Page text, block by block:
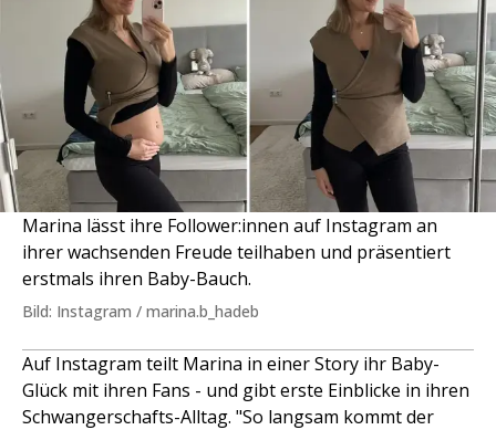
Marina lässt ihre Follower:innen auf Instagram an
ihrer wachsenden Freude teilhaben und präsentiert
erstmals ihren Baby-Bauch.
Bild: Instagram / marina.b_hadeb
Auf Instagram teilt Marina in einer Story ihr Baby-
Glück mit ihren Fans - und gibt erste Einblicke in ihren
Schwangerschafts-Alltag. "So langsam kommt der